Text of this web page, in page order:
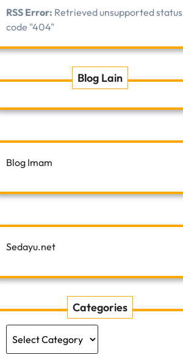
RSS Error: Retrieved unsupported status
code "404"
Blog Lain
Blog Imam
Sedayu.net
Categories